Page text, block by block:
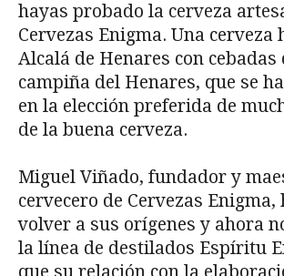
hayas probado la cerveza
Cervezas Enigma. Una cerveza
Alcalá de Henares con cebadas
campiña del Henares, que se
en la elección preferida de
de la buena cerveza.
Miguel Viñado, fundador y
cervecero de Cervezas
volver a sus orígenes y ahora
la línea de destilados Espíritu